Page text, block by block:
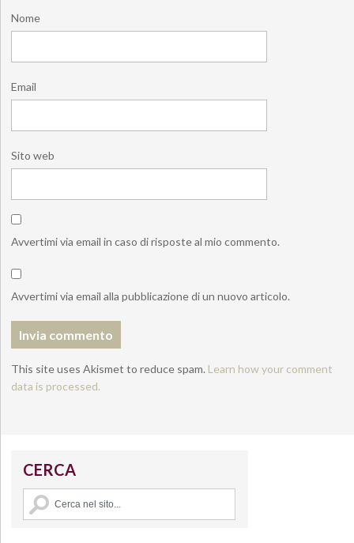
Nome
Email
Sito web
Avvertimi via email in caso di risposte al mio commento.
Avvertimi via email alla pubblicazione di un nuovo articolo.
This site uses Akismet to reduce spam. Learn how your comment
data is processed.
CERCA